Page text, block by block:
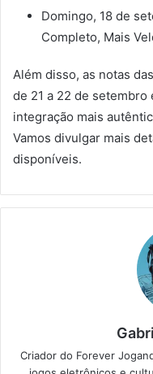
Domingo, 18 de
Completo, Mais
Além disso, as notas
de 21 a 22 de
integração mais
Vamos divulgar mais
disponíveis.
Criador do Forever